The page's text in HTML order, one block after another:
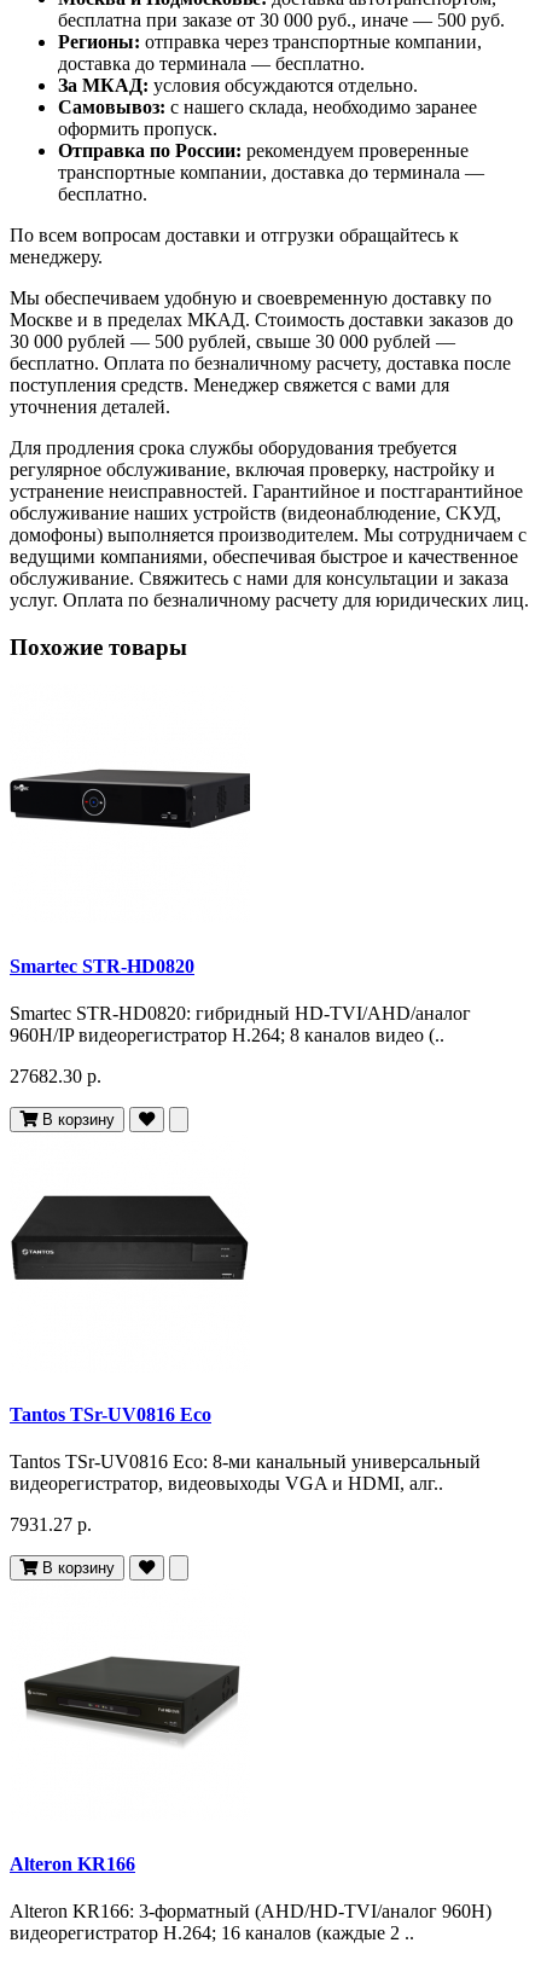
бесплатна при заказе от 30 000 руб., иначе — 500 руб.
Регионы: отправка через транспортные компании,
доставка до терминала — бесплатно.
За МКАД: условия обсуждаются отдельно.
Самовывоз: с нашего склада, необходимо заранее
оформить пропуск.
Отправка по России: рекомендуем проверенные
транспортные компании, доставка до терминала —
бесплатно.
По всем вопросам доставки и отгрузки обращайтесь к
менеджеру.
Мы обеспечиваем удобную и своевременную доставку по
Москве и в пределах МКАД. Стоимость доставки заказов до
30 000 рублей — 500 рублей, свыше 30 000 рублей —
бесплатно. Оплата по безналичному расчету, доставка после
поступления средств. Менеджер свяжется с вами для
уточнения деталей.
Для продления срока службы оборудования требуется
регулярное обслуживание, включая проверку, настройку и
устранение неисправностей. Гарантийное и постгарантийное
обслуживание наших устройств (видеонаблюдение, СКУД,
домофоны) выполняется производителем. Мы сотрудничаем с
ведущими компаниями, обеспечивая быстрое и качественное
обслуживание. Свяжитесь с нами для консультации и заказа
услуг. Оплата по безналичному расчету для юридических лиц.
Похожие товары
Smartec STR-HD0820
Smartec STR-HD0820: гибридный HD-TVI/AHD/аналог
960H/IP видеорегистратор H.264; 8 каналов видео (..
27682.30 р.
В корзину
Tantos TSr-UV0816 Eco
Tantos TSr-UV0816 Eco: 8-ми канальный универсальный
видеорегистратор, видеовыходы VGA и HDMI, алг..
7931.27 р.
В корзину
Alteron KR166
Alteron KR166: 3-форматный (AHD/HD-TVI/аналог 960H)
видеорегистратор H.264; 16 каналов (каждые 2 ..